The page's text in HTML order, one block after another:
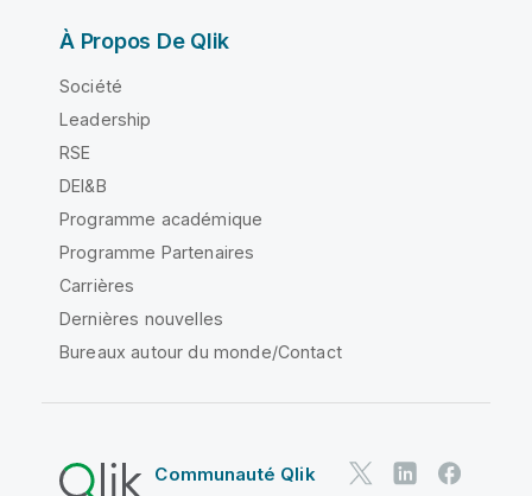
À Propos De Qlik
Société
Leadership
RSE
DEI&B
Programme académique
Programme Partenaires
Carrières
Dernières nouvelles
Bureaux autour du monde/Contact
Communauté Qlik